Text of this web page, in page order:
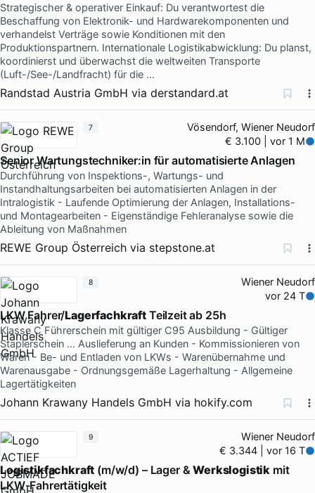
Strategischer & operativer Einkauf: Du verantwortest die
Beschaffung von Elektronik- und Hardwarekomponenten und
verhandelst Verträge sowie Konditionen mit den
Produktionspartnern. Internationale Logistikabwicklung: Du planst,
koordinierst und überwachst die weltweiten Transporte
(Luft-/See-/Landfracht) für die …
Randstad Austria GmbH via derstandard.at
Vösendorf, Wiener Neudorf
€ 3.100 | vor 1 M
Senior Wartungstechniker:in für automatisierte Anlagen
Durchführung von Inspektions-, Wartungs- und
Instandhaltungsarbeiten bei automatisierten Anlagen in der
Intralogistik - Laufende Optimierung der Anlagen, Installations-
und Montagearbeiten - Eigenständige Fehleranalyse sowie die
Ableitung von Maßnahmen
REWE Group Österreich via stepstone.at
7
Wiener Neudorf
vor 24 T
LKW Fahrer/Lagerfachkraft Teilzeit ab 25h
Klasse C Führerschein mit gültiger C95 Ausbildung - Gültiger
Staplerschein … Auslieferung an Kunden - Kommissionieren von
Waren - Be- und Entladen von LKWs - Warenübernahme und
Warenausgabe - Ordnungsgemäße Lagerhaltung - Allgemeine
Lagertätigkeiten
Johann Krawany Handels GmbH via hokify.com
8
Wiener Neudorf
€ 3.344 | vor 16 T
Logistikfachkraft (m/w/d) – Lager &Werkslogistik mit
LKW-Fahrertätigkeit
9